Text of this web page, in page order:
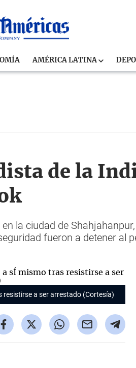
AMÉRICA LATINA
de la
la ciudad de
fueron a detener al
resistirse a ser arrestado (Cortesía)